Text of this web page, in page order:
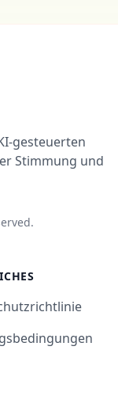
gesteuerten
Stimmung und